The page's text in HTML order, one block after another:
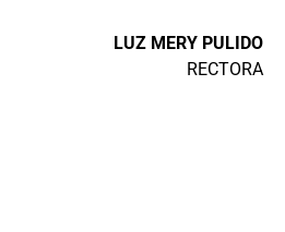
LUZ MERY PULIDO
RECTORA